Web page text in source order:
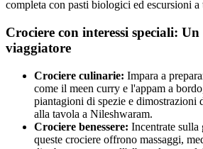
completa con pasti biologici ed escursioni a
Crociere con interessi speciali:
viaggiatore
Crociere culinarie: Impara a
come il meen curry e l'appam a
piantagioni di spezie e dimostrazioni
alla tavola a Nileshwaram.
Crociere benessere: Incentrate sulla
queste crociere offrono massaggi,